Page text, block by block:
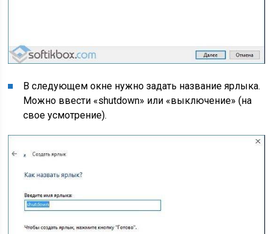
В следующем окне нужно задать название ярлыка.
Можно ввести «shutdown» или «выключение» (на
свое усмотрение).